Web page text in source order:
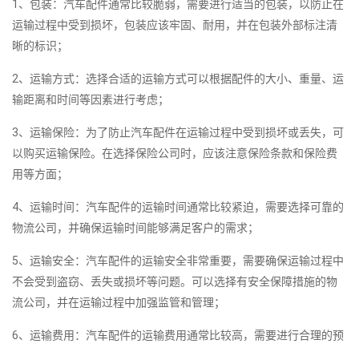
1、包装：汽车配件通常比较脆弱，需要进行适当的包装，以防止在
运输过程中受到损坏，包装应该牢固、耐用，并在包装外部标注清
晰的标识；
2、运输方式：选择合适的运输方式可以根据配件的大小、重量、运
输距离和时间等因素进行考虑；
3、运输保险：为了防止汽车配件在运输过程中受到损坏或丢失，可
以购买运输保险。在选择保险公司时，应该注意保险条款和保险费
用等方面；
4、运输时间：汽车配件的运输时间通常比较紧迫，需要选择可靠的
物流公司，并确保运输时间能够满足客户的需求；
5、运输安全：汽车配件的运输安全非常重要，需要确保运输过程中
不会受到盗窃、丢失或损坏等问题。可以选择有安全保障措施的物
流公司，并在运输过程中加强监管和管理；
6、运输费用：汽车配件的运输费用通常比较高，需要进行合理的预